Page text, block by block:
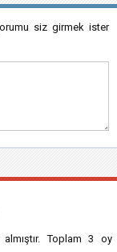
siz girmek ister
Toplam3 oy